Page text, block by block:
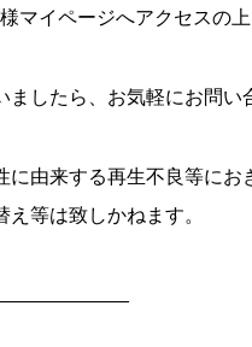
マイページへアクセスの上
したら、お気軽にお問い
由来する再生不良等にお
等は致しかねます。